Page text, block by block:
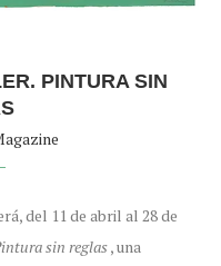
PINTURA SIN
del 11 de abril al 28 de
sin reglas, una